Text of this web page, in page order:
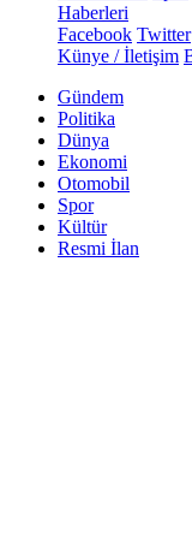
Haberleri
Facebook Twitter
Künye / İletişim
Gündem
Politika
Dünya
Ekonomi
Otomobil
Spor
Kültür
Resmi İlan